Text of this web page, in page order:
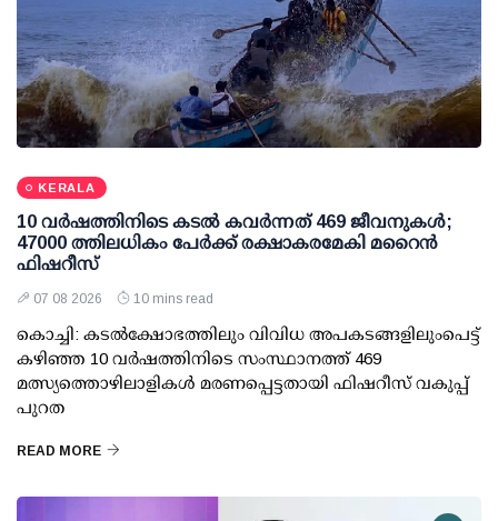
KERALA
10 വര്‍ഷത്തിനിടെ കടല്‍ കവര്‍ന്നത് 469 ജീവനുകള്‍;
47000 ത്തിലധികം പേര്‍ക്ക് രക്ഷാകരമേകി മറൈന്‍
ഫിഷറീസ്
07 08 2026 10 mins read
കൊച്ചി: കടല്‍ക്ഷോഭത്തിലും വിവിധ അപകടങ്ങളിലുംപെട്ട്
കഴിഞ്ഞ 10 വര്‍ഷത്തിനിടെ സംസ്ഥാനത്ത് 469
മത്സ്യത്തൊഴിലാളികള്‍ മരണപ്പെട്ടതായി ഫിഷറീസ് വകുപ്പ്
പുറത
READ MORE